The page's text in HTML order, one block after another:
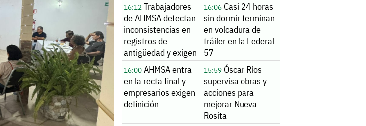
16:12 Trabajadores
de AHMSA detectan
inconsistencias en
registros de
antigüedad y exigen
revisar pagos
16:06Casi 24 horas
sin dormir terminan
en volcadura de
tráiler en la Federal
57
16:00 AHMSA entra
en la recta final y
empresarios exigen
definición
15:59Óscar Ríos
supervisa obras y
acciones para
mejorar Nueva
Rosita